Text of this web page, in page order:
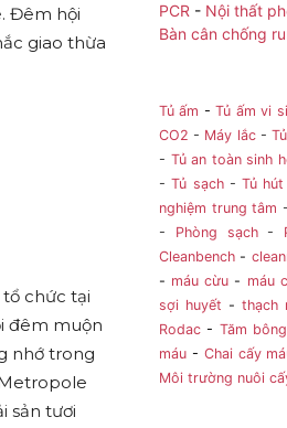
Đêm hội
giao thừa
chức tại
đêm muộn
nhớ trong
sản tươi
PCR - Nội thất
Bàn cân chống
Tủ ấm -Tủ ấm vi
CO2 - Máy lắc-
- Tủ an toàn sinh
-Tủ sạch- Tủ
nghiệm trung tâm -
- Phòng sạch-
Cleanbench -
- máu cừu - máu
sợi huyết - thạch
Rodac - Tăm
máu - Chai cấy
Môi trường nuôi